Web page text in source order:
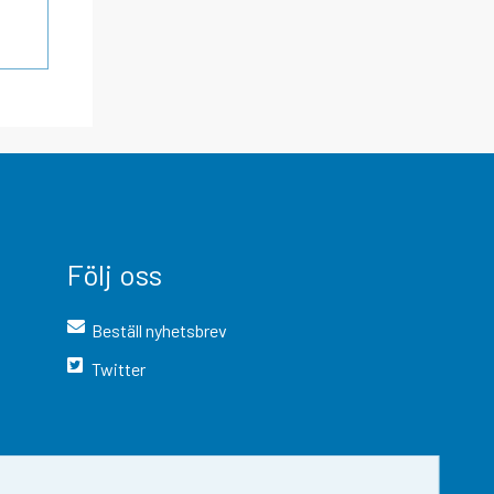
Följ oss
Beställ nyhetsbrev
Twitter